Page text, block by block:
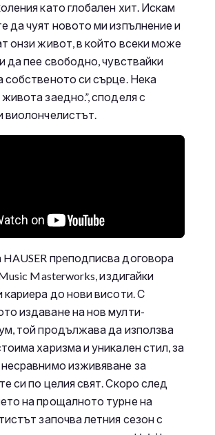
като глобален хит. Искам
да чуят новото ми изпълнение и
онзи живот, в който всеки може
да пее свободно, чувствайки
собственото си сърце. Нека
заедно.”, споделя с
виолончелистът.
HAUSER преподписва договора
Masterworks, издигайки
кариера до нови висоти. С
издаване на нов мулти-
той продължава да използва
харизма и уникален стил, за
изживяване за
си по целия свят. Скоро след
на прощалното турне на
започва летния сезон с